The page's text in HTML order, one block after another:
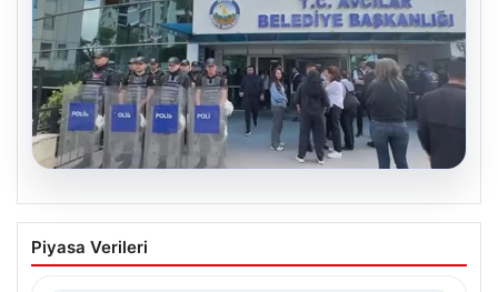
05.08.2026
Avcılar Belediyesi’ne operasyon. 12
şüpheli gözaltına alındı
Piyasa Verileri